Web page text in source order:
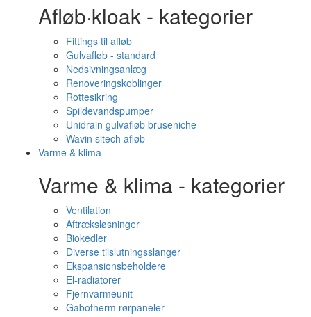
Afløb·kloak - kategorier
Fittings til afløb
Gulvafløb - standard
Nedsivningsanlæg
Renoveringskoblinger
Rottesikring
Spildevandspumper
Unidrain gulvafløb bruseniche
Wavin sitech afløb
Varme & klima
Varme & klima - kategorier
Ventilation
Aftræksløsninger
Biokedler
Diverse tilslutningsslanger
Ekspansionsbeholdere
El-radiatorer
Fjernvarmeunit
Gabotherm rørpaneler